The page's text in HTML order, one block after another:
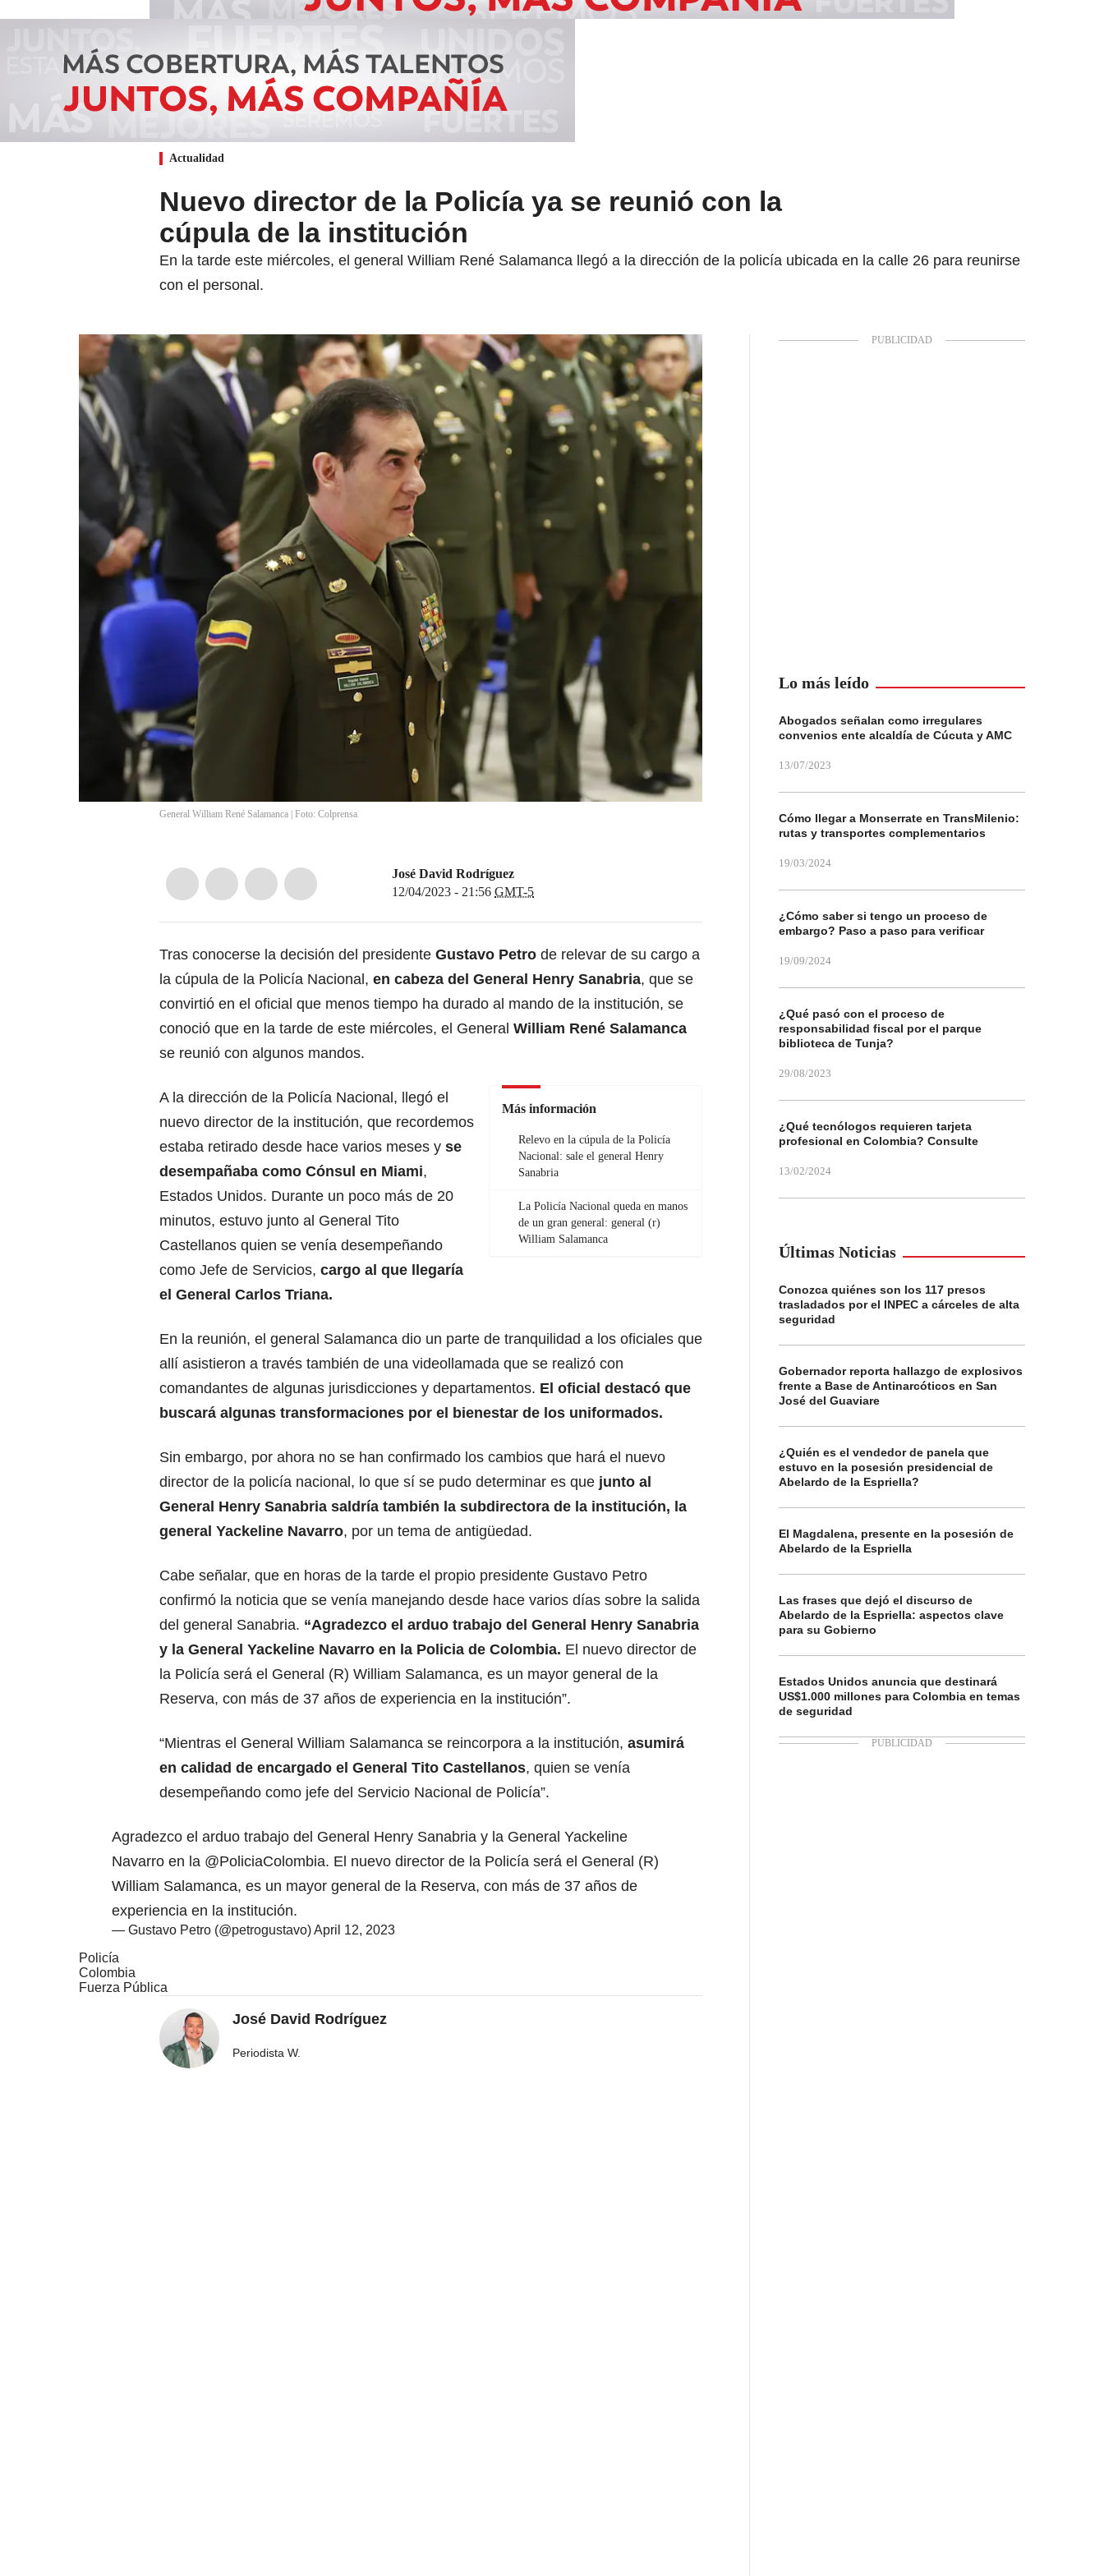
Actualidad
Nuevo director de la Policía ya se reunió con la
cúpula de la institución
En la tarde este miércoles, el general William René Salamanca llegó a la dirección de la policía ubicada en la calle 26 para reunirse
con el personal.
General William René Salamanca | Foto: Colprensa
José David Rodríguez
12/04/2023 - 21:56 GMT-5
Tras conocerse la decisión del presidente Gustavo Petro de relevar de su cargo a
la cúpula de la Policía Nacional, en cabeza del General Henry Sanabria, que se
convirtió en el oficial que menos tiempo ha durado al mando de la institución, se
conoció que en la tarde de este miércoles, el General William René Salamanca
se reunió con algunos mandos.
Más información
Relevo en la cúpula de la Policía
Nacional: sale el general Henry
Sanabria
La Policía Nacional queda en manos
de un gran general: general (r)
William Salamanca
A la dirección de la Policía Nacional, llegó el
nuevo director de la institución, que recordemos
estaba retirado desde hace varios meses y se
desempañaba como Cónsul en Miami,
Estados Unidos. Durante un poco más de 20
minutos, estuvo junto al General Tito
Castellanos quien se venía desempeñando
como Jefe de Servicios, cargo al que llegaría
el General Carlos Triana.
En la reunión, el general Salamanca dio un parte de tranquilidad a los oficiales que
allí asistieron a través también de una videollamada que se realizó con
comandantes de algunas jurisdicciones y departamentos. El oficial destacó que
buscará algunas transformaciones por el bienestar de los uniformados.
Sin embargo, por ahora no se han confirmado los cambios que hará el nuevo
director de la policía nacional, lo que sí se pudo determinar es que junto al
General Henry Sanabria saldría también la subdirectora de la institución, la
general Yackeline Navarro, por un tema de antigüedad.
Cabe señalar, que en horas de la tarde el propio presidente Gustavo Petro
confirmó la noticia que se venía manejando desde hace varios días sobre la salida
del general Sanabria. “Agradezco el arduo trabajo del General Henry Sanabria
y la General Yackeline Navarro en la Policia de Colombia. El nuevo director de
la Policía será el General (R) William Salamanca, es un mayor general de la
Reserva, con más de 37 años de experiencia en la institución”.
“Mientras el General William Salamanca se reincorpora a la institución, asumirá
en calidad de encargado el General Tito Castellanos, quien se venía
desempeñando como jefe del Servicio Nacional de Policía”.
Agradezco el arduo trabajo del General Henry Sanabria y la General Yackeline
Navarro en la @PoliciaColombia. El nuevo director de la Policía será el General (R)
William Salamanca, es un mayor general de la Reserva, con más de 37 años de
experiencia en la institución.
— Gustavo Petro (@petrogustavo)April 12, 2023
Policía
Colombia
Fuerza Pública
José David Rodríguez
Periodista W.
Lo más leído
Abogados señalan como irregulares
convenios ente alcaldía de Cúcuta y AMC
13/07/2023
Cómo llegar a Monserrate en TransMilenio:
rutas y transportes complementarios
19/03/2024
¿Cómo saber si tengo un proceso de
embargo? Paso a paso para verificar
19/09/2024
¿Qué pasó con el proceso de
responsabilidad fiscal por el parque
biblioteca de Tunja?
29/08/2023
¿Qué tecnólogos requieren tarjeta
profesional en Colombia? Consulte
13/02/2024
Últimas Noticias
Conozca quiénes son los 117 presos
trasladados por el INPEC a cárceles de alta
seguridad
Gobernador reporta hallazgo de explosivos
frente a Base de Antinarcóticos en San
José del Guaviare
¿Quién es el vendedor de panela que
estuvo en la posesión presidencial de
Abelardo de la Espriella?
El Magdalena, presente en la posesión de
Abelardo de la Espriella
Las frases que dejó el discurso de
Abelardo de la Espriella: aspectos clave
para su Gobierno
Estados Unidos anuncia que destinará
US$1.000 millones para Colombia en temas
de seguridad